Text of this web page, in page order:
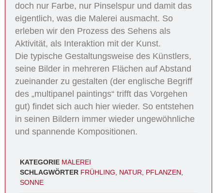
doch nur Farbe, nur Pinselspur und damit das
eigentlich, was die Malerei ausmacht. So
erleben wir den Prozess des Sehens als
Aktivität, als Interaktion mit der Kunst.
Die typische Gestaltungsweise des Künstlers,
seine Bilder in mehreren Flächen auf Abstand
zueinander zu gestalten (der englische Begriff
des „multipanel paintings“ trifft das Vorgehen
gut) findet sich auch hier wieder. So entstehen
in seinen Bildern immer wieder ungewöhnliche
und spannende Kompositionen.
KATEGORIE MALEREI
SCHLAGWÖRTER FRÜHLING NATUR PFLANZEN
SONNE